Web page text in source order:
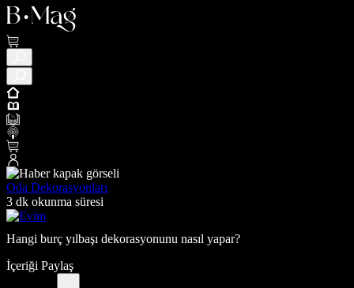
Oda Dekorasyonları
3 dk okunma süresi
Hangi burç yılbaşı dekorasyonunu nasıl yapar?
İçeriği Paylaş